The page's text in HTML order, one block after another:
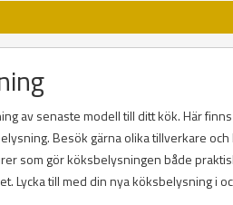
av senaste modell till ditt kök. Här
Besök gärna olika tillverkare
som gör köksbelysningen både
till med din nya köksbelysning i